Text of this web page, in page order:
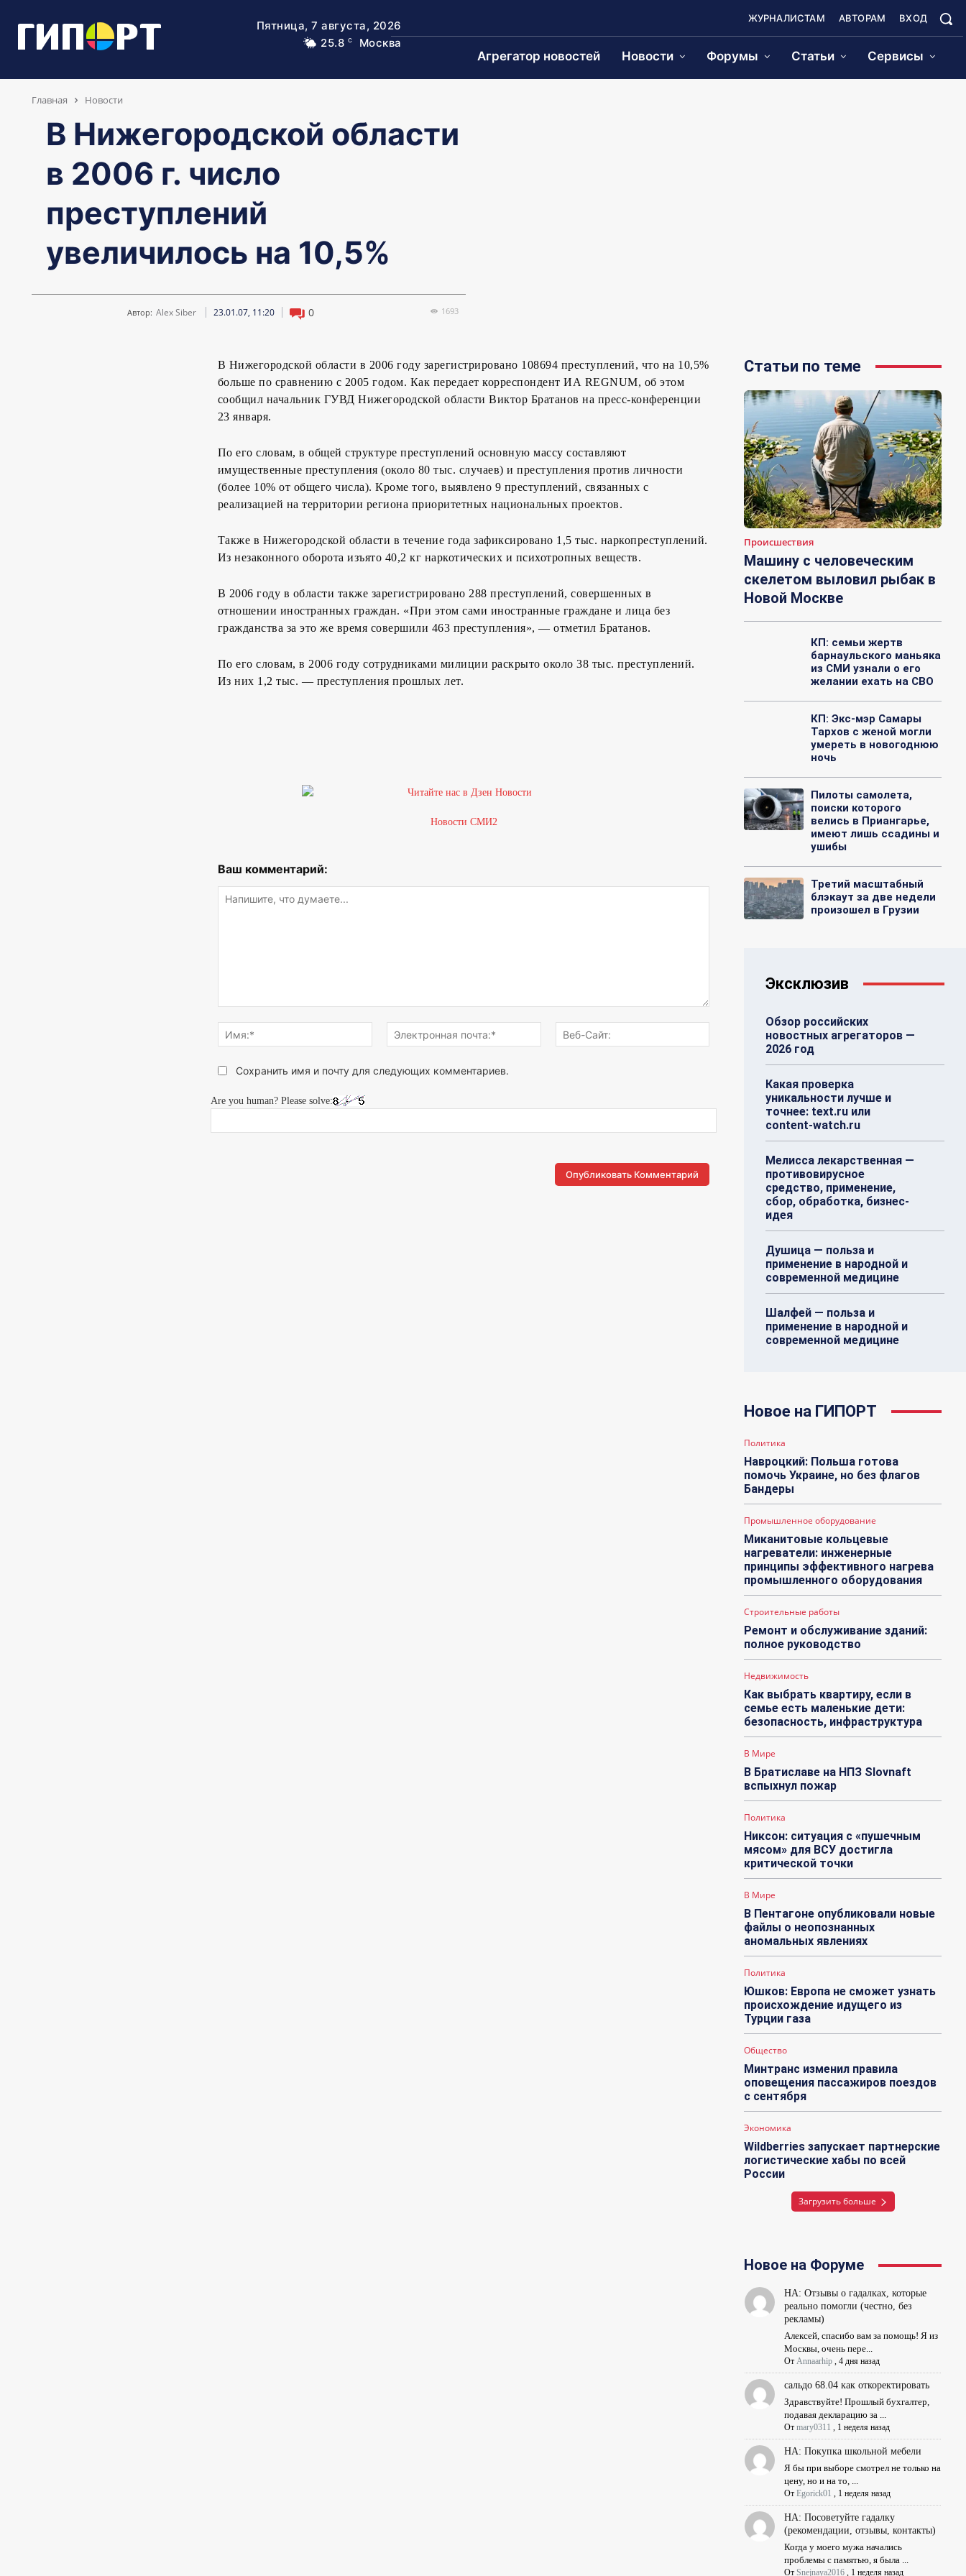
Пятница, 7 августа, 2026
25.8 C Москва
ЖУРНАЛИСТАМ АВТОРАМ ВХОД
Агрегатор новостей Новости Форумы Статьи Сервисы
Главная Новости
В Нижегородской области
в 2006 г. число
преступлений
увеличилось на 10,5%
Автор: Alex Siber 23.01.07, 11:20 0 1693
В Нижегородской области в 2006 году зарегистрировано 108694 преступлений, что на 10,5%
больше по сравнению с 2005 годом. Как передает корреспондент ИА REGNUM, об этом
сообщил начальник ГУВД Нижегородской области Виктор Братанов на пресс-конференции
23 января.
По его словам, в общей структуре преступлений основную массу составляют
имущественные преступления (около 80 тыс. случаев) и преступления против личности
(более 10% от общего числа). Кроме того, выявлено 9 преступлений, связанных с
реализацией на территории региона приоритетных национальных проектов.
Также в Нижегородской области в течение года зафиксировано 1,5 тыс. наркопреступлений.
Из незаконного оборота изъято 40,2 кг наркотических и психотропных веществ.
В 2006 году в области также зарегистрировано 288 преступлений, совершенных в
отношении иностранных граждан. «При этом сами иностранные граждане и лица без
гражданства за это же время совершили 463 преступления», — отметил Братанов.
По его словам, в 2006 году сотрудниками милиции раскрыто около 38 тыс. преступлений.
Из них 1,2 тыс. — преступления прошлых лет.
Новости СМИ2
Ваш комментарий:
что
думаете...
Имя:*
Электронная
почта:*
Сохранить имя и почту для следующих комментариев.
Are you human? Please solve:
Статьи по теме
Происшествия
Машину с человеческим
скелетом выловил рыбак в
Новой Москве
КП: семьи жертв
барнаульского маньяка
из СМИ узнали о его
желании ехать на СВО
КП: Экс-мэр Самары
Тархов с женой могли
умереть в новогоднюю
ночь
Пилоты самолета,
поиски которого
велись в Приангарье,
имеют лишь ссадины и
ушибы
Третий масштабный
блэкаут за две недели
произошел в Грузии
Эксклюзив
Обзор российских
новостных агрегаторов —
2026 год
Какая проверка
уникальности лучше и
точнее: text.ru или
content-watch.ru
Мелисса лекарственная —
противовирусное
средство, применение,
сбор, обработка, бизнес-
идея
Душица — польза и
применение в народной и
современной медицине
Шалфей — польза и
применение в народной и
современной медицине
Новое на ГИПОРТ
Политика
Навроцкий: Польша готова
помочь Украине, но без флагов
Бандеры
Промышленное оборудование
Миканитовые кольцевые
нагреватели: инженерные
принципы эффективного нагрева
промышленного оборудования
Строительные работы
Ремонт и обслуживание зданий:
полное руководство
Недвижимость
Как выбрать квартиру, если в
семье есть маленькие дети:
безопасность, инфраструктура
В Мире
В Братиславе на НПЗ Slovnaft
вспыхнул пожар
Политика
Никсон: ситуация с «пушечным
мясом» для ВСУ достигла
критической точки
В Мире
В Пентагоне опубликовали новые
файлы о неопознанных
аномальных явлениях
Политика
Юшков: Европа не сможет узнать
происхождение идущего из
Турции газа
Общество
Минтранс изменил правила
оповещения пассажиров поездов
с сентября
Экономика
Wildberries запускает партнерские
логистические хабы по всей
России
Загрузить больше
Новое на Форуме
НА: Отзывы о гадалках, которые
реально помогли (честно, без
рекламы)
Алексей, спасибо вам за помощь! Я из
Москвы, очень пере...
От Annaarhip, 4 дня назад
сальдо 68.04 как откоректировать
Здравствуйте! Прошлый бухгалтер,
подавая декларацию за ...
От mary0311 , 1 неделя назад
НА: Покупка школьной мебели
Я бы при выборе смотрел не только на
цену, но и на то, ...
От Egorick01 , 1 неделя назад
НА: Посоветуйте гадалку
(рекомендации, отзывы, контакты)
Когда у моего мужа начались
проблемы с памятью, я была ...
От Snejnaya2016, 1 неделя назад